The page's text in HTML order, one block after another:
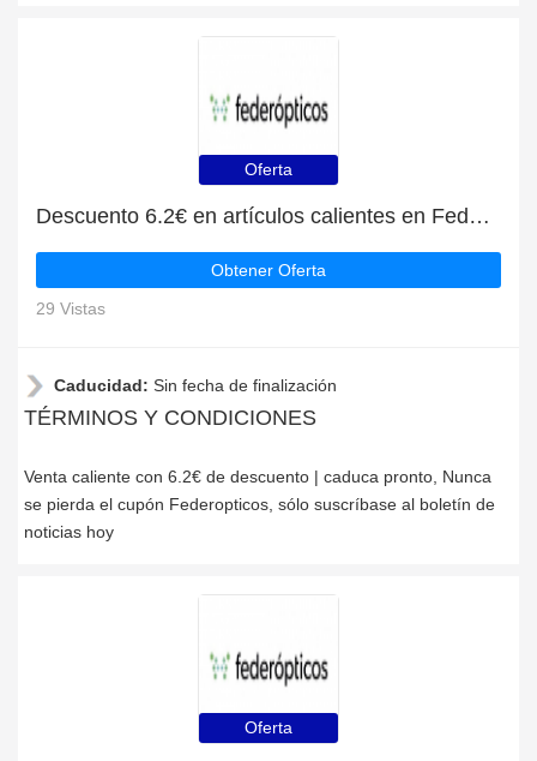
Oferta
Descuento 6.2€ en artículos calientes en Federopticos
Obtener Oferta
29 Vistas
Caducidad: Sin fecha de finalización
TÉRMINOS Y CONDICIONES
Venta caliente con 6.2€ de descuento | caduca pronto, Nunca
se pierda el cupón Federopticos, sólo suscríbase al boletín de
noticias hoy
Oferta